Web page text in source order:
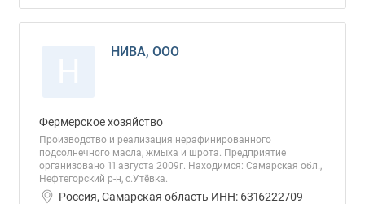
НИВА, ООО
Фермерское хозяйство
Производство и реализация нерафинированного
подсолнечного масла, жмыха и шрота. Предприятие
организовано 11 августа 2009г. Находимся: Самарская обл.,
Нефтегорский р-н, с.Утёвка.
Россия, Самарская область ИНН: 6316222709